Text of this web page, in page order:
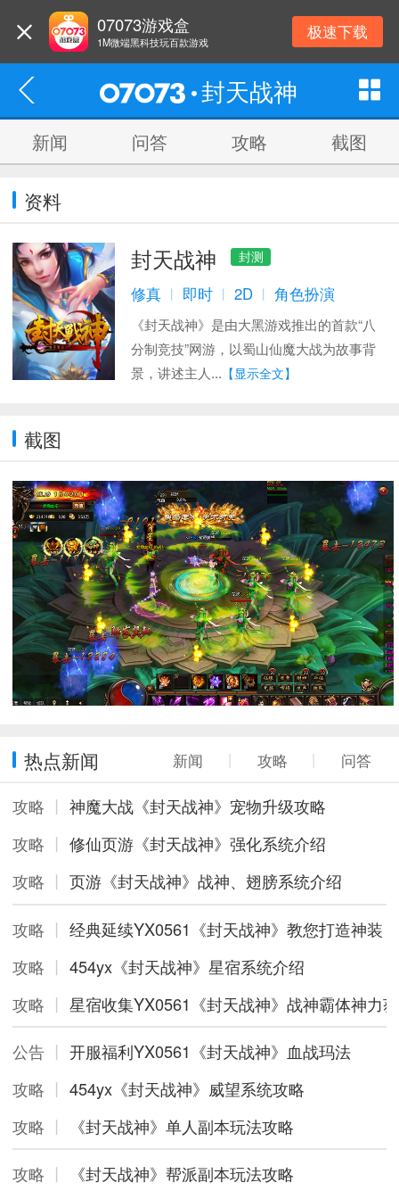
07073游戏盒
1M微端黑科技玩百款游戏 极速下载
封天战神
新闻 问答 攻略 截图
资料
封天战神 封测
修真 丨 即时 丨 2D 丨 角色扮演
《封天战神》是由大黑游戏推出的首款“八
分制竞技”网游，以蜀山仙魔大战为故事背
景，讲述主人... 【显示全文】
截图
热点新闻 新闻 丨 攻略 丨 问答
攻略 丨 神魔大战《封天战神》宠物升级攻略
攻略 丨 修仙页游《封天战神》强化系统介绍
攻略 丨 页游《封天战神》战神、翅膀系统介绍
攻略 丨 经典延续YX0561《封天战神》教您打造神装
攻略 丨 454yx《封天战神》星宿系统介绍
攻略 丨 星宿收集YX0561《封天战神》战神霸体神力
公告 丨 开服福利YX0561《封天战神》血战玛法
攻略 丨 454yx《封天战神》威望系统攻略
攻略 丨 《封天战神》单人副本玩法攻略
攻略 丨 《封天战神》帮派副本玩法攻略